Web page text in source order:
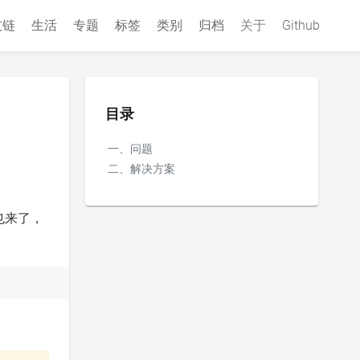
生活 专题 标签 类别 归档 关于 Github
了，
目录
一、问题
二、解决方案